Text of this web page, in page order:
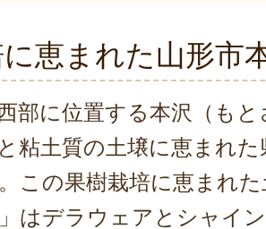
恵まれた山形市
部に位置する本沢（も
粘土質の土壌に恵まれ
この果樹栽培に恵まれ
はデラウェアとシャイ